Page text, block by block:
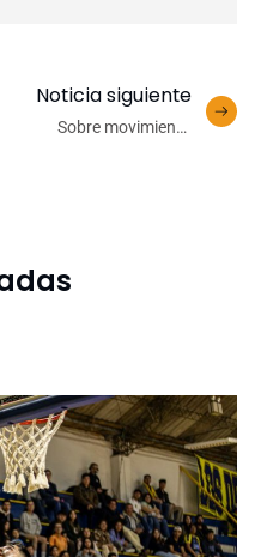
Noticia siguiente
Sobre movimiento